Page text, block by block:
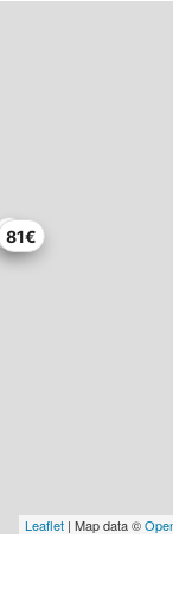
81€
Leaflet | Map data ©